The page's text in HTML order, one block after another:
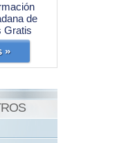
de
Gratis
»